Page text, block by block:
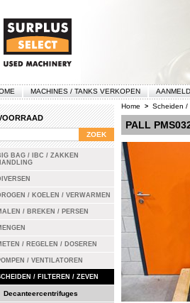
MACHINES / TANKS VERKOPEN
BAG / IBC / ZAKKEN
/ KOELEN / VERWARMEN
/ BREKEN / PERSEN
/ REGELEN / DOSEREN
/ VENTILATOREN
/ FILTEREN / ZEVEN
Decanteercentrifuges
Home > Scheiden /
PALL